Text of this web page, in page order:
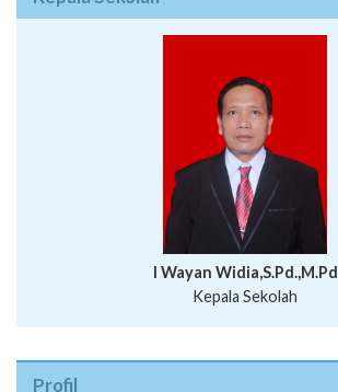
I Wayan Widia,S.Pd.,M.Pd
Kepala Sekolah
Profil